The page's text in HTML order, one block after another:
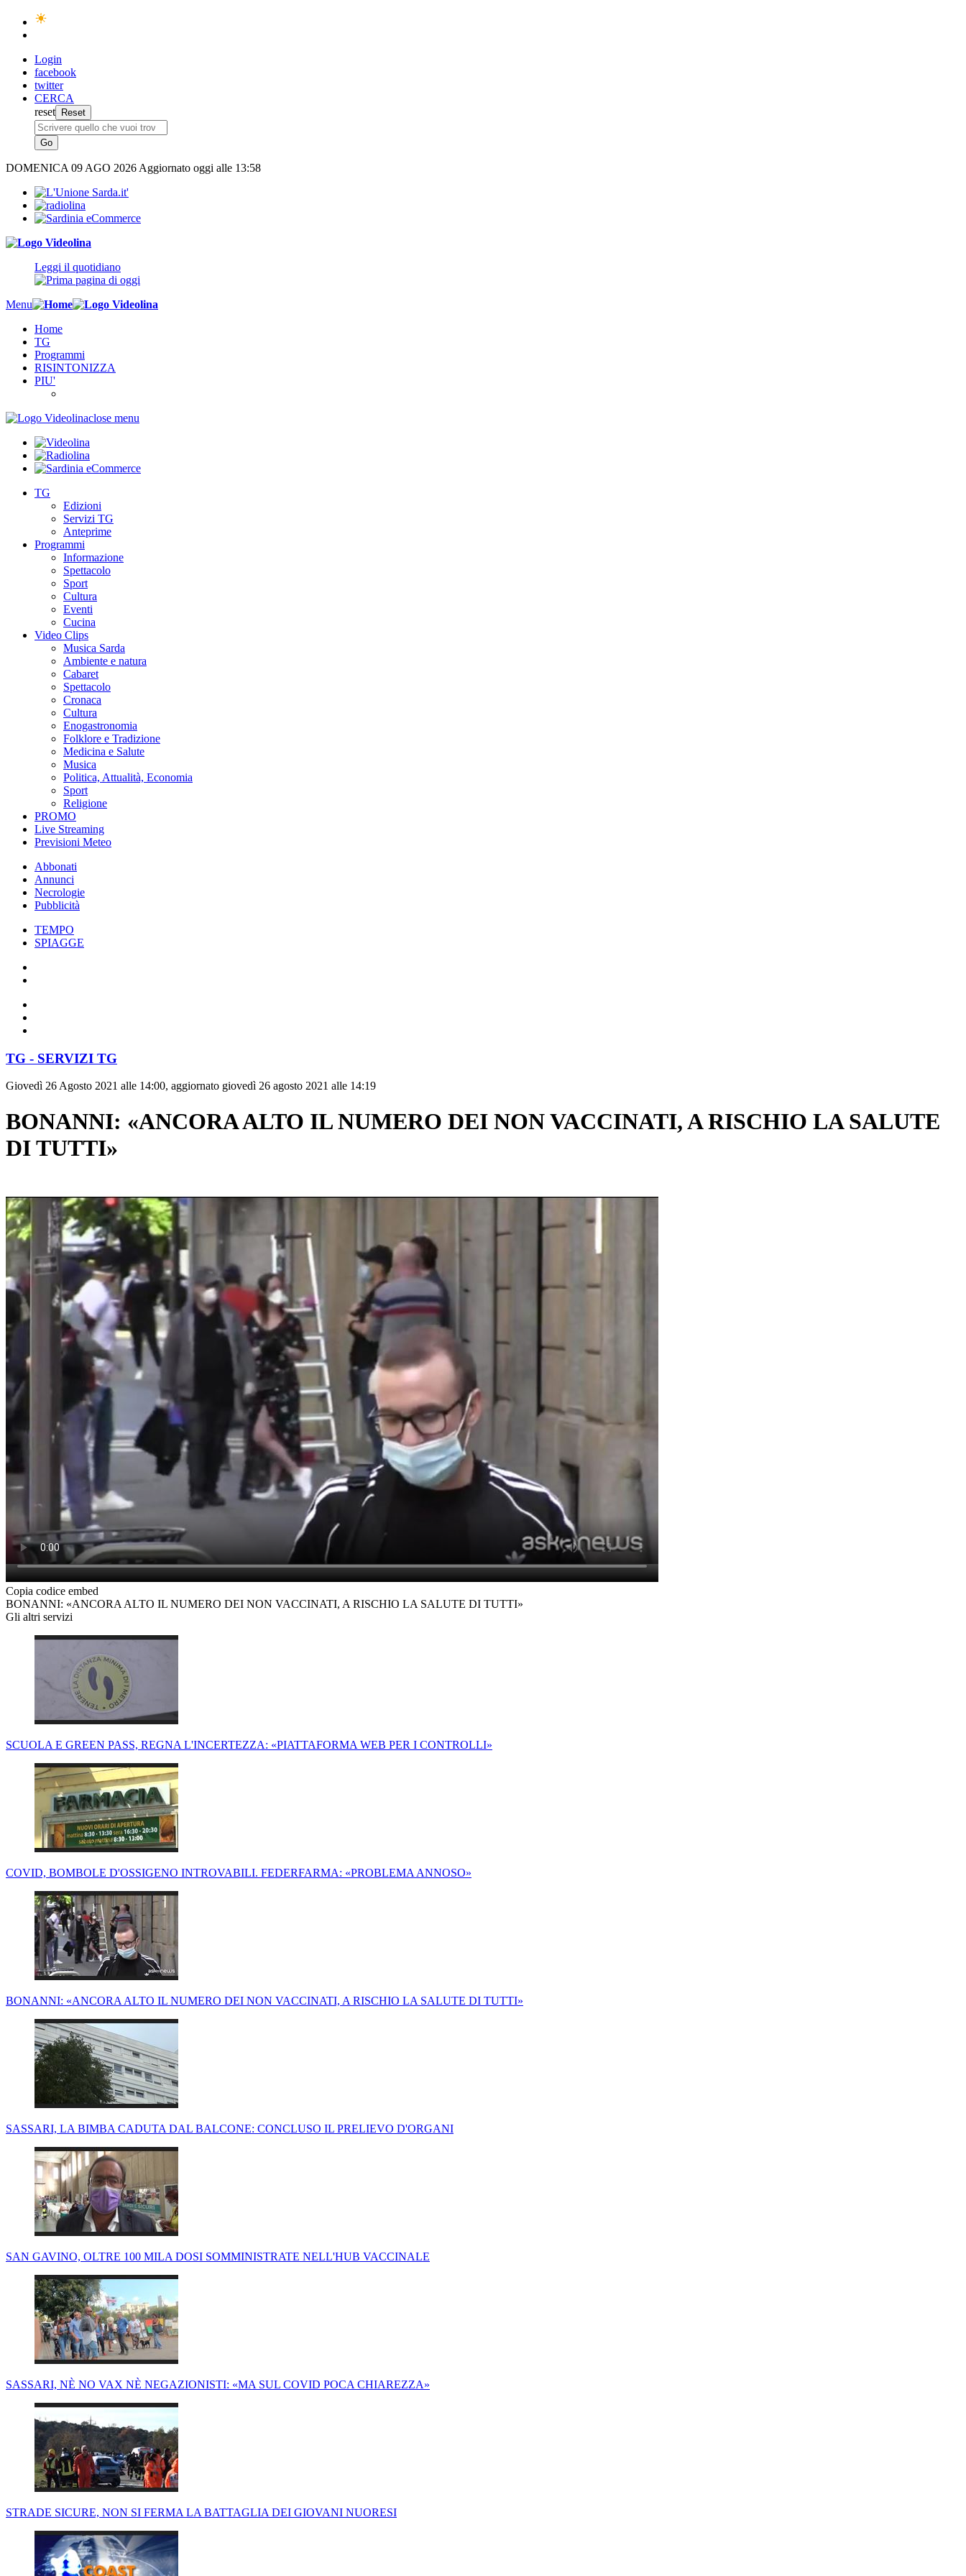
Login
facebook
twitter
CERCA
reset
DOMENICA 09 AGO 2026 Aggiornato oggi alle 13:58
Leggi il quotidiano
Menu
Home
TG
Programmi
RISINTONIZZA
PIU'
close menu
TG
Edizioni
Servizi TG
Anteprime
Programmi
Informazione
Spettacolo
Sport
Cultura
Eventi
Cucina
Video Clips
Musica Sarda
Ambiente e natura
Cabaret
Spettacolo
Cronaca
Cultura
Enogastronomia
Folklore e Tradizione
Medicina e Salute
Musica
Politica, Attualità, Economia
Sport
Religione
PROMO
Live Streaming
Previsioni Meteo
Abbonati
Annunci
Necrologie
Pubblicità
TEMPO
SPIAGGE
TG - SERVIZI TG
Giovedì 26 Agosto 2021 alle 14:00, aggiornato giovedì 26 agosto 2021 alle 14:19
BONANNI: «ANCORA ALTO IL NUMERO DEI NON VACCINATI, A RISCHIO LA SALUTE
DI TUTTI»
Copia codice embed
BONANNI: «ANCORA ALTO IL NUMERO DEI NON VACCINATI, A RISCHIO LA SALUTE DI TUTTI»
Gli altri servizi
SCUOLA E GREEN PASS, REGNA L'INCERTEZZA: «PIATTAFORMA WEB PER I CONTROLLI»
COVID, BOMBOLE D'OSSIGENO INTROVABILI. FEDERFARMA: «PROBLEMA ANNOSO»
BONANNI: «ANCORA ALTO IL NUMERO DEI NON VACCINATI, A RISCHIO LA SALUTE DI TUTTI»
SASSARI, LA BIMBA CADUTA DAL BALCONE: CONCLUSO IL PRELIEVO D'ORGANI
SAN GAVINO, OLTRE 100 MILA DOSI SOMMINISTRATE NELL'HUB VACCINALE
SASSARI, NÈ NO VAX NÈ NEGAZIONISTI: «MA SUL COVID POCA CHIAREZZA»
STRADE SICURE, NON SI FERMA LA BATTAGLIA DEI GIOVANI NUORESI